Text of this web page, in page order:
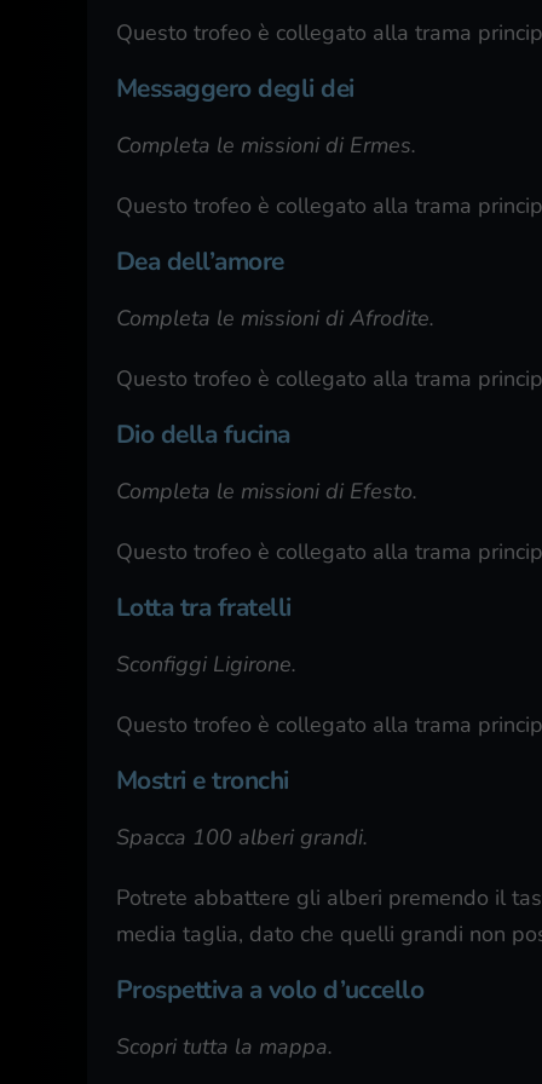
Questo trofeo è collegato alla trama
Messaggero degli dei
Completa le missioni di Ermes.
Questo trofeo è collegato alla trama
Dea dell’amore
Completa le missioni di Afrodite.
Questo trofeo è collegato alla trama
Dio della fucina
Completa le missioni di Efesto.
Questo trofeo è collegato alla trama
Lotta tra fratelli
Sconfiggi Ligirone.
Questo trofeo è collegato alla trama
Mostri e tronchi
Spacca 100 alberi grandi.
Potrete abbattere gli alberi premendo il
media taglia, dato che quelli grandi non
Prospettiva a volo d’uccello
Scopri tutta la mappa.